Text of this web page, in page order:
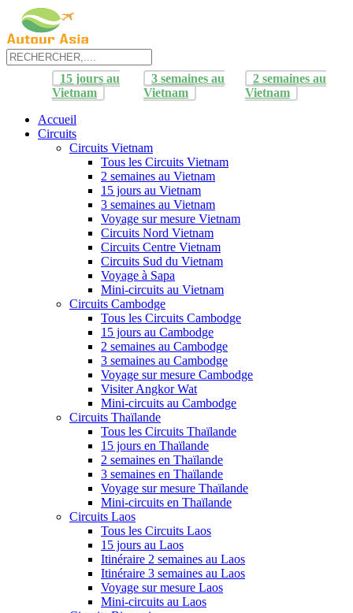
15 jours au
Vietnam
3 semaines au
Vietnam
2 semaines au
Vietnam
Accueil
Circuits
Circuits Vietnam
Tous les Circuits Vietnam
2 semaines au Vietnam
15 jours au Vietnam
3 semaines au Vietnam
Voyage sur mesure Vietnam
Circuits Nord Vietnam
Circuits Centre Vietnam
Circuits Sud du Vietnam
Voyage à Sapa
Mini-circuits au Vietnam
Circuits Cambodge
Tous les Circuits Cambodge
15 jours au Cambodge
2 semaines au Cambodge
3 semaines au Cambodge
Voyage sur mesure Cambodge
Visiter Angkor Wat
Mini-circuits au Cambodge
Circuits Thaïlande
Tous les Circuits Thaïlande
15 jours en Thaïlande
2 semaines en Thaïlande
3 semaines en Thaïlande
Voyage sur mesure Thaïlande
Mini-circuits en Thaïlande
Circuits Laos
Tous les Circuits Laos
15 jours au Laos
Itinéraire 2 semaines au Laos
Itinéraire 3 semaines au Laos
Voyage sur mesure Laos
Mini-circuits au Laos